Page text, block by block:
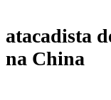
atacadista
na China